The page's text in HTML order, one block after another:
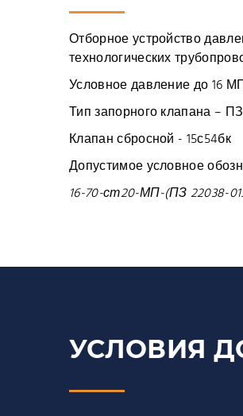
Отборное устройство
технологических
Условное давление до 16
Тип запорного клапана –
Клапан сбросной - 15с54бк
Допустимое условное
16-70-ст20-МП-(ПЗ 22038-
УСЛОВИЯ